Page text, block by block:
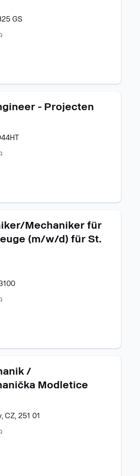
GS
- Projecten
Mechaniker für
(m/w/d) für St.
/
Modletice
CZ, 251 01